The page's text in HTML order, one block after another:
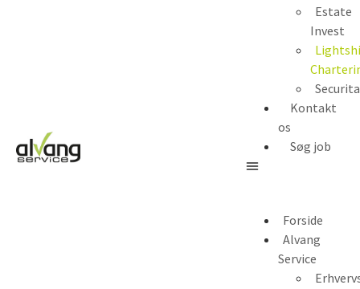
Estate
Invest
Kontakt
os
Søg job
Forside
Alvang
Service